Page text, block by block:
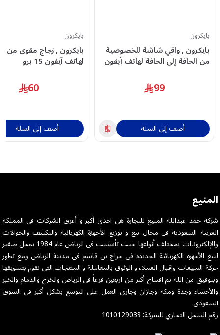
بايكرون
بايكرون , واقي شاشة للخصوصية
من الحافة إلى الحافة لهاتف آيفون
99
أضف إلى السلة
بايكرون
بايكرون , زجاج مقوى من
لهاتف آيفون 15 برو
60
أضف إلى السلة
المنيع
شركة حمد عبدالله المنيع للتجارة هى احدى أكبر و أعرق الشركات فى المملكة
العربية السعودية فى مجال بيع و توزيع الأجهزة الكهربائية والتكييف والجوالات
والإلكترونيات بمختلف أنواعها .حيث تأسست فى الرياض عام 1984 بمحل صغير
لبيع الأجهزة الكهربائية الجديدة فى حراج بن قاسم فى مدينة الرياض ومع تطور
حركة المبيعات واقبال العملاء و الوثوق بالمعاملة و المنتجات التى نقوم بتسويقها
وبتوفيق من الله تم افتتاح أكثر من اربعين فرعاً فى الرياض والخرج والدمام والخبر
والأحساء وجدة ومكة وجازان وجارى العمل على التوسع بشكل أكبر فى السوق
السعودى.
رقم السجل التجاري للشركة: 1010129038